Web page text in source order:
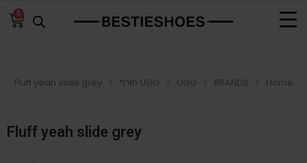
0
Home
BRANDS
UGG UGG חורף Fluff yeah slide grey
Fluff yeah slide grey